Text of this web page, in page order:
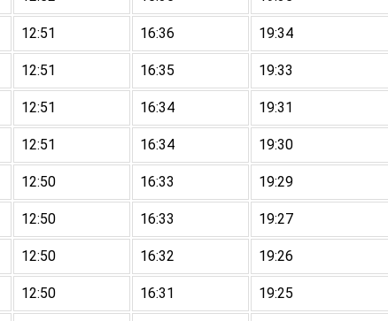
12:51 16:36 19:34
12:51 16:35 19:33
12:51 16:34 19:31
12:51 16:34 19:30
12:50 16:33 19:29
12:50 16:33 19:27
12:50 16:32 19:26
12:50 16:31 19:25